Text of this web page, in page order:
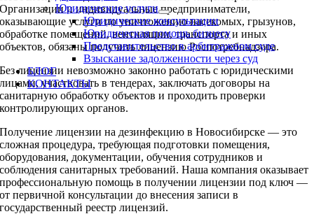
Юридические услуги
Юридические консультации
Юридическая помощь бизнесу
Представительство в арбитражном суде
Взыскание задолженности через суд
БЛОГ
КОНТАКТЫ
Организации и индивидуальные предприниматели,
оказывающие услуги по уничтожению насекомых, грызунов,
обработке помещений, вентиляции, транспорта и иных
объектов, обязаны получить лицензию Роспотребнадзора.
Без лицензии невозможно законно работать с юридическими
лицами, участвовать в тендерах, заключать договоры на
санитарную обработку объектов и проходить проверки
контролирующих органов.
Получение лицензии на дезинфекцию в Новосибирске — это
сложная процедура, требующая подготовки помещения,
оборудования, документации, обучения сотрудников и
соблюдения санитарных требований. Наша компания оказывает
профессиональную помощь в получении лицензии под ключ —
от первичной консультации до внесения записи в
государственный реестр лицензий.